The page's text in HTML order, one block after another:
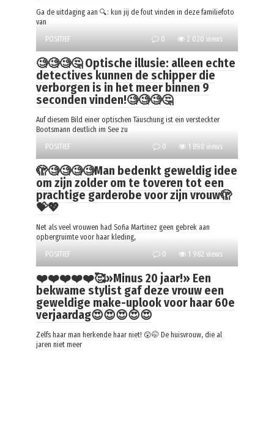
Ga de uitdaging aan 🔍: kun jij de fout vinden in deze familiefoto
van
POSITIEF
0 2 020 views
🧐🧐🧐🤔 Optische illusie: alleen echte
detectives kunnen de schipper die
verborgen is in het meer binnen 9
seconden vinden!🧐🧐🧐🤔
Auf diesem Bild einer optischen Täuschung ist ein versteckter
Bootsmann deutlich im See zu
POSITIEF
0 1 898 views
🫣🧐🧐🧐🧐Man bedenkt geweldig idee
om zijn zolder om te toveren tot een
prachtige garderobe voor zijn vrouw🫣
💝💖
Net als veel vrouwen had Sofia Martinez geen gebrek aan
opbergruimte voor haar kleding,
POSITIEF
0 1 982 views
❤️❤️❤️❤️❤️🥰»Minus 20 jaar!» Een
bekwame stylist gaf deze vrouw een
geweldige make-uplook voor haar 60e
verjaardag😍😍😍😍😍
Zelfs haar man herkende haar niet! 😲🤭 De huisvrouw, die al
jaren niet meer